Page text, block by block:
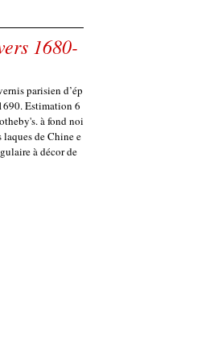
1680-
parisien d’ép
Estimation 6
à fond noi
de Chine e
à décor de